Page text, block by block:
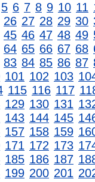
5 6 7 8 9 10 11
26 27 28 29 30
45 46 47 48 49
64 65 66 67 68
83 84 85 86 87
101 102 103
115 116 117
129 130 131
143 144 145
157 158 159
171 172 173
185 186 187
199 200 201